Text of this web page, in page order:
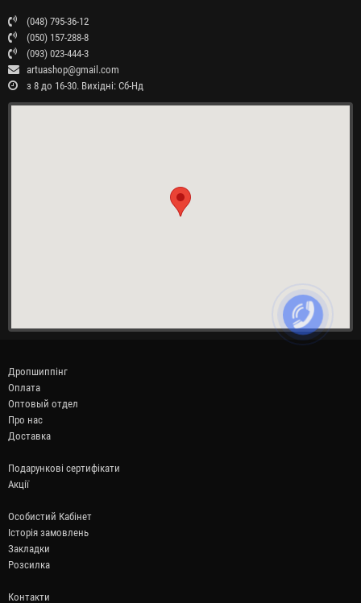
(048) 795-36-12
(050) 157-288-8
(093) 023-444-3
artuashop@gmail.com
з 8 до 16-30. Вихідні: Сб-Нд
Дропшиппінг
Оплата
Оптовый отдел
Про нас
Доставка
Подарункові сертифікати
Акції
Особистий Кабінет
Історія замовлень
Закладки
Розсилка
Контакти